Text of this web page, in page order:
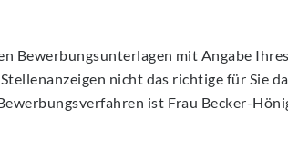
Bewerbungsunterlagen mit Angabe
nicht das richtige für Sie
ist Frau Becker-